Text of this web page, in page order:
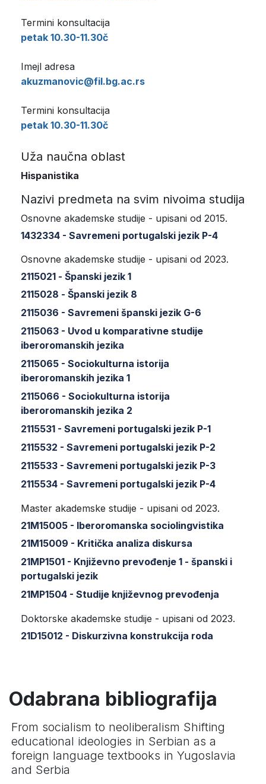
Termini konsultacija
petak 10.30-11.30č
Imejl adresa
akuzmanovic@fil.bg.ac.rs
Termini konsultacija
petak 10.30-11.30č
Uža naučna oblast
Hispanistika
Nazivi predmeta na svim nivoima studija
Osnovne akademske studije - upisani od 2015.
1432334 - Savremeni portugalski jezik P-4
Osnovne akademske studije - upisani od 2023.
2115021 - Španski jezik 1
2115028 - Španski jezik 8
2115036 - Savremeni španski jezik G-6
2115063 - Uvod u komparativne studije
iberoromanskih jezika
2115065 - Sociokulturna istorija
iberoromanskih jezika 1
2115066 - Sociokulturna istorija
iberoromanskih jezika 2
2115531 - Savremeni portugalski jezik P-1
2115532 - Savremeni portugalski jezik P-2
2115533 - Savremeni portugalski jezik P-3
2115534 - Savremeni portugalski jezik P-4
Master akademske studije - upisani od 2023.
21M15005 - Iberoromanska sociolingvistika
21M15009 - Kritička analiza diskursa
21MP1501 - Književno prevođenje 1 - španski i
portugalski jezik
21MP1504 - Studije književnog prevođenja
Doktorske akademske studije - upisani od 2023.
21D15012 - Diskurzivna konstrukcija roda
Odabrana bibliografija
From socialism to neoliberalism Shifting
educational ideologies in Serbian as a
foreign language textbooks in Yugoslavia
and Serbia